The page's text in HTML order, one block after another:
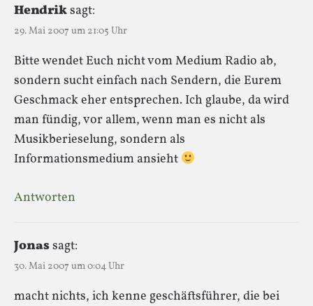
Hendriksagt:
29. Mai 2007 um 21:05 Uhr
Bitte wendet Euch nicht vom Medium Radio ab,
sondern sucht einfach nach Sendern, die Eurem
Geschmack eher entsprechen. Ich glaube, da wird
man fündig, vor allem, wenn man es nicht als
Musikberieselung, sondern als
Informationsmedium ansieht
Antworten
Jonassagt:
30. Mai 2007 um 0:04 Uhr
macht nichts, ich kenne geschäftsführer, die bei